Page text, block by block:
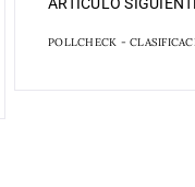
POLLCHECK -